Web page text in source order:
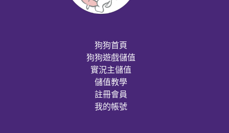
狗狗首頁
狗狗遊戲儲值
實況主儲值
儲值教學
註冊會員
我的帳號